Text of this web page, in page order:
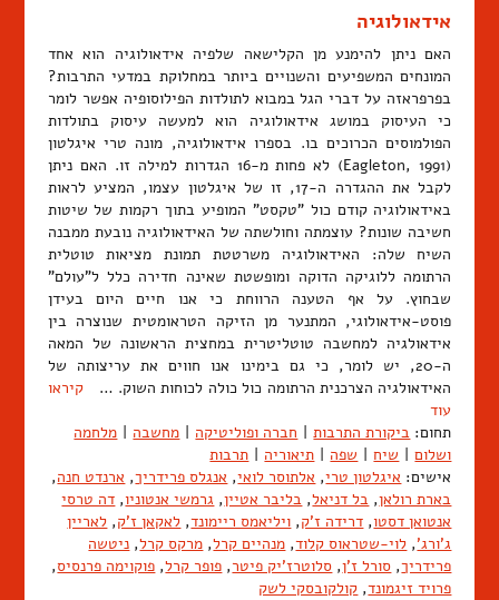
אידאולוגיה
האם ניתן להימנע מן הקלישאה שלפיה אידאולוגיה הוא אחד
המונחים המשפיעים והשנויים ביותר במחלוקת במדעי התרבות?
בפרפראזה על דברי הגל במבוא לתולדות הפילוסופיה אפשר לומר
כי העיסוק במושג אידאולוגיה הוא למעשה עיסוק בתולדות
הפולמוסים הכרוכים בו. בספרו אידאולוגיה, מונה טרי איגלטון
(Eagleton, 1991) לא פחות מ-16 הגדרות למילה זו. האם ניתן
לקבל את ההגדרה ה-17, זו של איגלטון עצמו, המציע לראות
באידאולוגיה קודם כול "טקסט" המופיע בתוך רקמות של שיטות
חשיבה שונות? עוצמתה וחולשתה של האידאולוגיה נובעת ממבנה
השיח שלה: האידאולוגיה משרטטת תמונת מציאות טוטלית
הרתומה ללוגיקה הדוקה ומופשטת שאינה חדירה כלל ל"עולם"
שבחוץ. על אף הטענה הרווחת כי אנו חיים היום בעידן
פוסט-אידאולוגי, המתנער מן הזיקה הטראומטית שנוצרה בין
אידאולגיה למחשבה טוטליטרית במחצית הראשונה של המאה
ה-20, יש לומר, כי גם בימינו אנו חווים את עריצותה של
האידאולגיה הצרכנית הרתומה כול כולה לכוחות השוק. …קיראו
עוד
תחום: ביקורת התרבות | חברה ופוליטיקה | מחשבה | מלחמה
ושלום | שיח | שפה | תיאוריה | תרבות
אישים: איגלטון טרי, אלתוסר לואי, אנגלס פרידריך, ארנדט חנה,
בארת רולאן, בל דניאל, בליבר אטיין, גרמשי אנטוניו, דה טרסי
אנטואן דסטו, דרידה ז'ק, ויליאמס ריימונד, לאקאן ז'ק, לאריין
ג'ורג', לוי-שטראוס קלוד, מנהיים קרל, מרקס קרל, ניטשה
פרידריך, סורל ז'ן, סלוטרז'יק פיטר, פופר קרל, פוקוימה פרנסיס,
פרויד זיגמונד, קולקובסקי לשק